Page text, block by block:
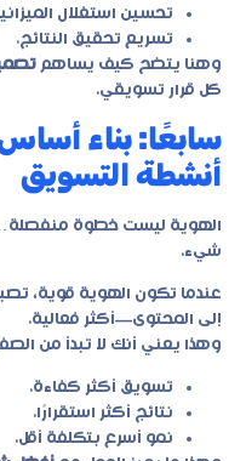
تحسين استغلال
تسريع تحقيق النتائج.
وهنا يتضح كيف يساهم
كل قرار تسويقي.
سابعًا: بناء
أنشطة التسويق
الهوية ليست خطوة
شيء.
عندما تكون الهوية قوية،
إلى المحتوى—أكثر فعالية.
وهذا يعني أنك لا تبدأ من
تسويق أكثر كفاءة.
نتائج أكثر استقرارًا.
نمو أسرع بتكلفة أقل.